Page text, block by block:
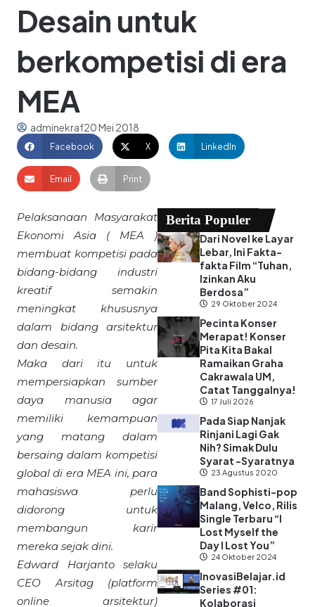
Desain untuk
berkompetisi di era
MEA
adminekraf20 Mei 2018
Facebook X LinkedIn
Email Print
Pelaksanaan Masyarakat
Ekonomi Asia ( MEA )
membuat kompetisi pada
bidang-bidang industri
kreatif semakin
meningkat khususnya
dalam bidang arsitektur
dan desain.
Maka dari itu untuk
mempersiapkan sumber
daya manusia agar
memiliki kemampuan
yang matang dalam
bersaing dalam kompetisi
global di era MEA ini, para
mahasiswa perlu
didorong untuk
membangun karir
mereka sejak dini.
Edward Harjanto selaku
CEO Arsitag (platform
online arsitektur)
Berita Populer
Dari Novel ke Layar
Lebar, Ini Fakta-
fakta Film “Tuhan,
Izinkan Aku
Berdosa”
29 Oktober 2024
Pecinta Konser
Merapat! Konser
Pita Kita Bakal
Ramaikan Graha
Cakrawala UM,
Catat Tanggalnya!
17 Juli 2026
Pada Siap Nanjak
Rinjani Lagi Gak
Nih? Simak Dulu
Syarat -Syaratnya
23 Agustus 2020
Band Sophisti-pop
Malang, Velco, Rilis
Single Terbaru “I
Lost Myself the
Day I Lost You”
24 Oktober 2024
InovasiBelajar.id
Series #01:
Kolaborasi